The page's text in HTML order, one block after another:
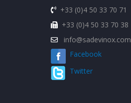
+33 (0)4 50 33 70 71
+33 (0)4 50 33 70 38
info@sadevinox.com
Facebook
Twitter